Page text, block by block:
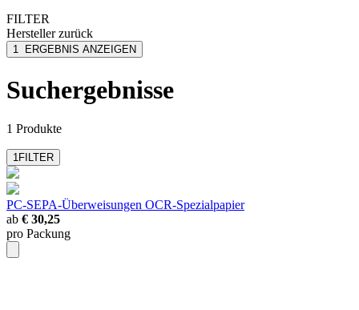
FILTER
Herstellerzurück
Sigel
1 ERGEBNIS ANZEIGEN
Suchergebnisse
1 Produkte
1FILTER
PC-SEPA-Überweisungen OCR-Spezialpapier
ab € 30,25
pro Packung